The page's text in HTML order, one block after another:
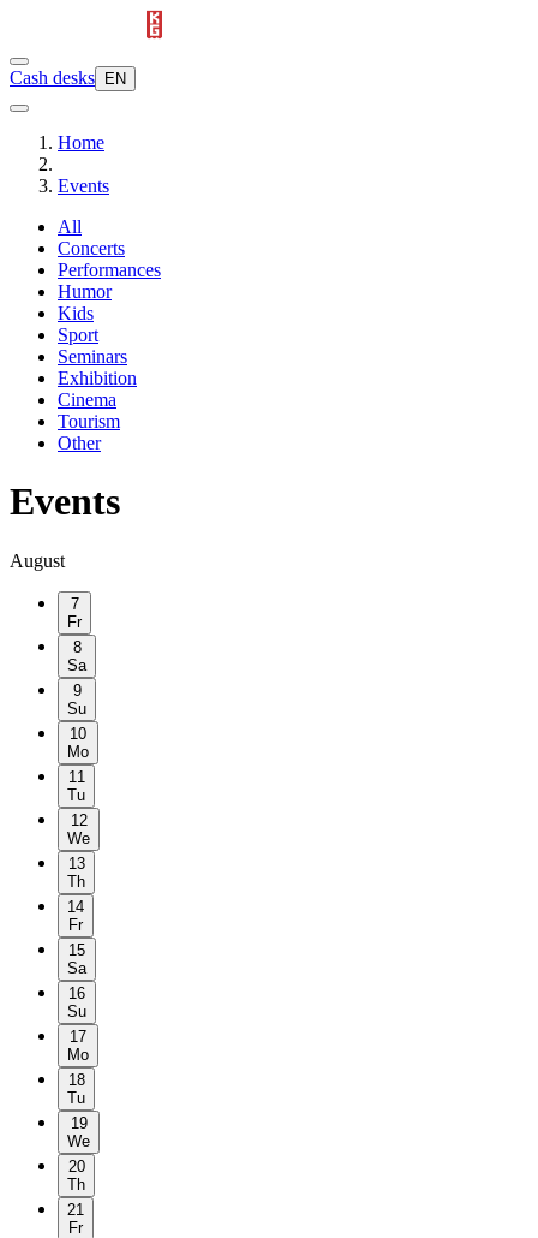
Cash desks EN
Home
Events
All
Concerts
Performances
Humor
Kids
Sport
Seminars
Exhibition
Cinema
Tourism
Other
Events
August
7
Fr
8
Sa
9
Su
10
Mo
11
Tu
12
We
13
Th
14
Fr
15
Sa
16
Su
17
Mo
18
Tu
19
We
20
Th
21
Fr